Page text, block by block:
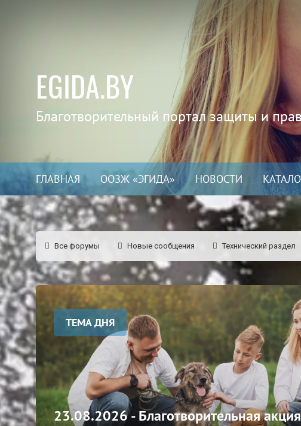
EGIDA.BY
Благотворительный портал защиты и
ГЛАВНАЯ ООЗЖ «ЭГИДА» НОВОСТИ
Все форумы Новые сообщения Технический раздел
ТЕМА ДНЯ
23.08.2026 - Благотворительная